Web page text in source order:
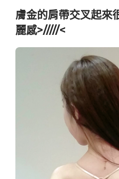
膚金的肩帶交叉起來
麗感>/////<